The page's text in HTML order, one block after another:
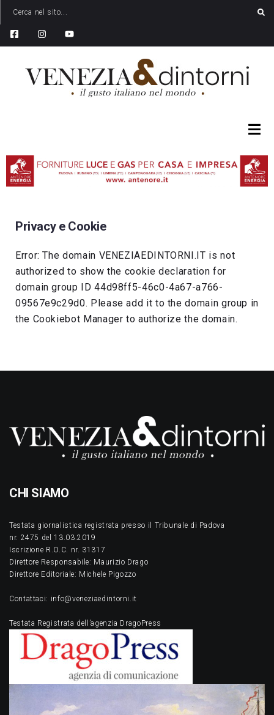
Privacy e Cookie
Error: The domain VENEZIAEDINTORNI.IT is not
authorized to show the cookie declaration for
domain group ID 44d98ff5-46c0-4a67-a766-
09567e9c29d0. Please add it to the domain group in
the Cookiebot Manager to authorize the domain.
CHI SIAMO
Testata giornalistica registrata presso il Tribunale di Padova
nr. 2475 del 13.03.2019
Iscrizione R.O.C. nr. 31317
Direttore Responsabile: Maurizio Drago
Direttore Editoriale: Michele Pigozzo
Contattaci: info@veneziaedintorni.it
Testata Registrata dell’agenzia DragoPress